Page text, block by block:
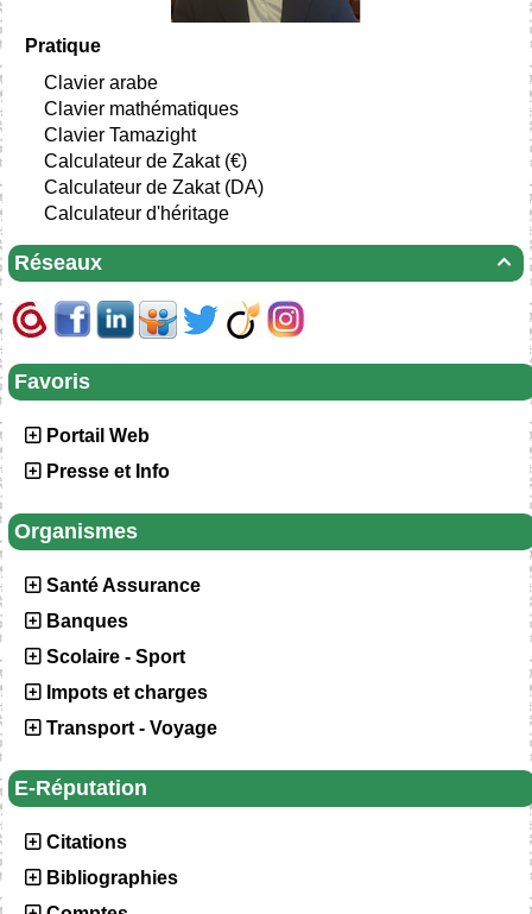
Pratique
Clavier arabe
Clavier mathématiques
Clavier Tamazight
Calculateur de Zakat (€)
Calculateur de Zakat (DA)
Calculateur d'héritage

Réseaux
Favoris
Portail Web
Presse et Info
Organismes
Santé Assurance
Banques
Scolaire - Sport
Impots et charges
Transport - Voyage
E-Réputation
Citations
Bibliographies